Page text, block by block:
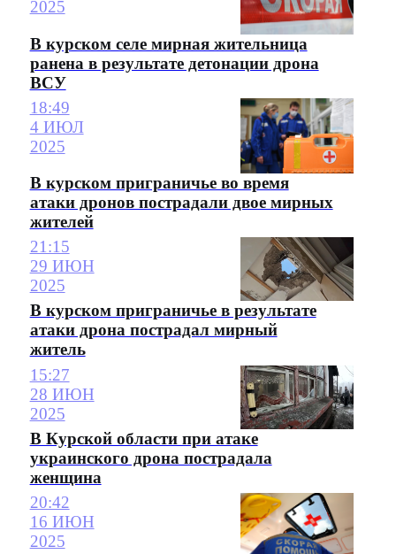
2025
В курском селе мирная жительница
ранена в результате детонации дрона
ВСУ
18:49
4 ИЮЛ
2025
В курском приграничье во время
атаки дронов пострадали двое мирных
жителей
21:15
29 ИЮН
2025
В курском приграничье в результате
атаки дрона пострадал мирный
житель
15:27
28 ИЮН
2025
В Курской области при атаке
украинского дрона пострадала
женщина
20:42
16 ИЮН
2025